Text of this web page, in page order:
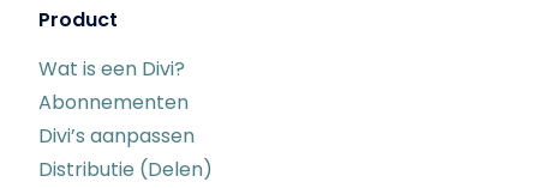
Product
Wat is een Divi?
Abonnementen
Divi’s aanpassen
Distributie (Delen)